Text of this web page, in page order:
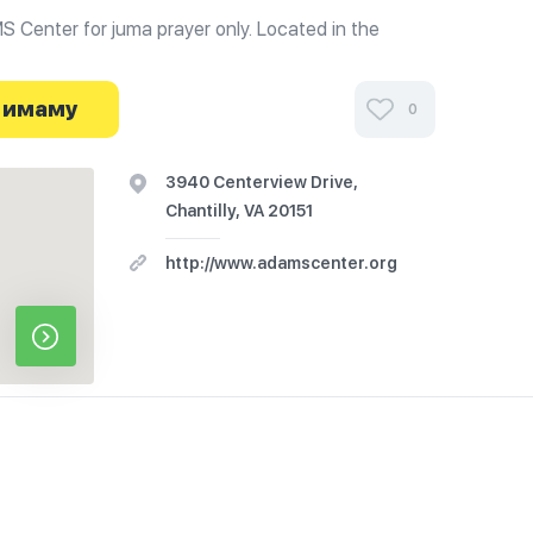
Center for juma prayer only. Located in the
contact ADAMS volunteers/staff if you need
contact the hotel staff.
посетителей ADAMS South Riding в г.Фэрфакс
имаму 0
3940 Centerview Drive,
Chantilly, VA 20151
http://www.adamscenter.org